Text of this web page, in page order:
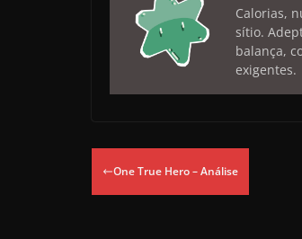
Calorias,
sítio.
balança,
exigentes.
One True Hero – Análise